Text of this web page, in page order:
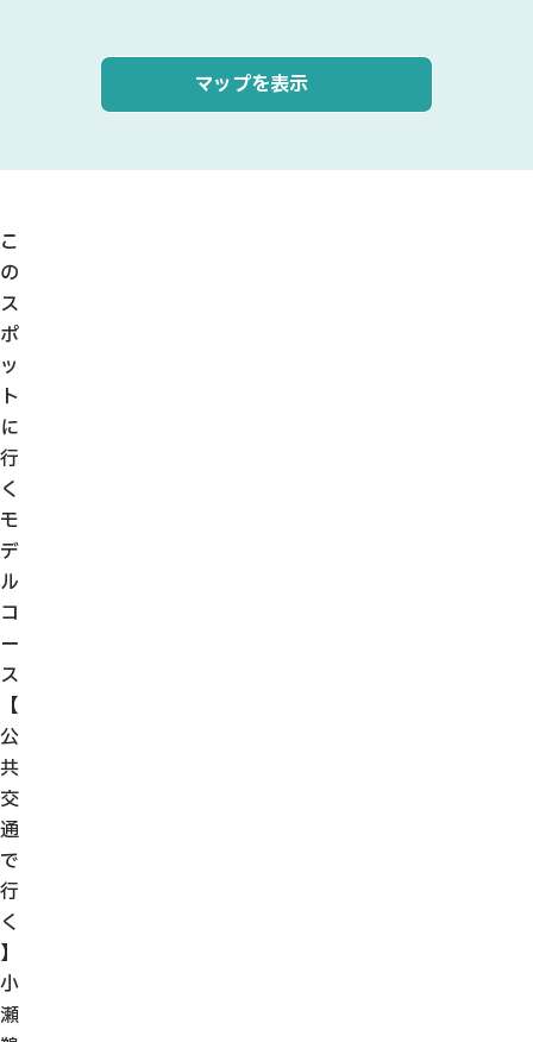
こ
の
ス
ポ
ッ
ト
に
行
く
モ
デ
ル
コ
ー
ス
【
公
共
交
通
で
行
く
】
小
瀬
マップを表示